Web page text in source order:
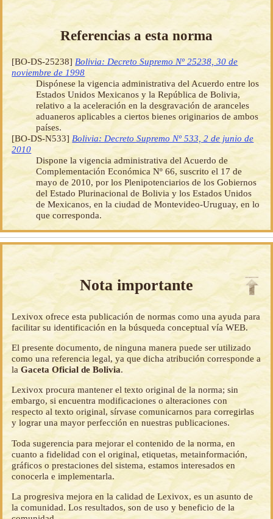
Referencias a esta norma
[BO-DS-25238] Bolivia: Decreto Supremo Nº 25238, 30 de
noviembre de 1998
Dispónese la vigencia administrativa del Acuerdo entre los
Estados Unidos Mexicanos y la República de Bolivia,
relativo a la aceleración en la desgravación de aranceles
aduaneros aplicables a ciertos bienes originarios de ambos
países.
[BO-DS-N533] Bolivia: Decreto Supremo Nº 533, 2 de junio de
2010
Dispone la vigencia administrativa del Acuerdo de
Complementación Económica Nº 66, suscrito el 17 de
mayo de 2010, por los Plenipotenciarios de los Gobiernos
del Estado Plurinacional de Bolivia y los Estados Unidos
de Mexicanos, en la ciudad de Montevideo-Uruguay, en lo
que corresponda.
Nota importante
Lexivox ofrece esta publicación de normas como una ayuda para
facilitar su identificación en la búsqueda conceptual vía WEB.
El presente documento, de ninguna manera puede ser utilizado
como una referencia legal, ya que dicha atribución corresponde a
laGaceta Oficial de Bolivia.
Lexivox procura mantener el texto original de la norma; sin
embargo, si encuentra modificaciones o alteraciones con
respecto al texto original, sírvase comunicarnos para corregirlas
y lograr una mayor perfección en nuestras publicaciones.
Toda sugerencia para mejorar el contenido de la norma, en
cuanto a fidelidad con el original, etiquetas, metainformación,
gráficos o prestaciones del sistema, estamos interesados en
conocerla e implementarla.
La progresiva mejora en la calidad de Lexivox, es un asunto de
la comunidad. Los resultados, son de uso y beneficio de la